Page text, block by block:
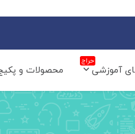
آموزشی
حراج
محصولات و